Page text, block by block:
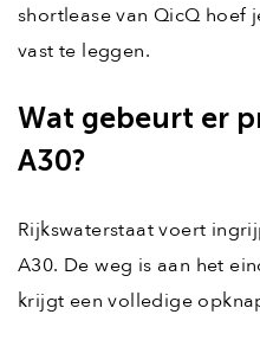
shortlease van QicQ hoef
vast te leggen.
Wat gebeurt er
A30?
Rijkswaterstaat voert
A30. De weg is aan het
krijgt een volledige